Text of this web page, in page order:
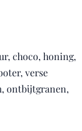
choco, honing,
verse
ontbijtgranen,